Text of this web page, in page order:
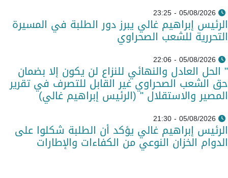
05/08/2026 - 23:25
الرئيس إبراهيم غالي يبرز دور الطلبة في المسيرة
التحررية للشعب الصحراوي
05/08/2026 - 22:06
" الحل العادل والنهائي للنزاع لن يكون إلا بضمان
حق الشعب الصحراوي غير القابل للتصرف في تقرير
المصير والاستقلال " (الرئيس إبراهيم غالي)
05/08/2026 - 21:30
الرئيس إبراهيم غالي يؤكد أن الطلبة شكلوا على
الدوام الخزان النوعي من الكفاءات والإطارات